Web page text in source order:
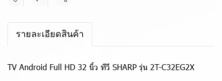
แชร์
รายละเอียดสินค้า
TV Android Full HD 32 นิ้ว ทีวี SHARP รุ่น 2T-C32EG2X